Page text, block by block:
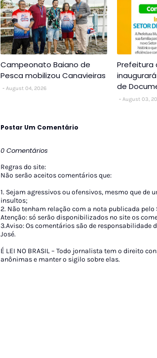
Campeonato Baiano de
Pesca mobilizou Canavieiras
August 04, 2026
Prefeitura
de
August 03,
Postar Um Comentário
0 Comentários
Regras do site:
Não serão aceitos comentários que:
1. Sejam agressivos ou ofensivos, mesmo que
insultos;
2. Não tenham relação com a nota publicada pelo
Atenção: só serão disponibilizados no site os
3.Aviso: Os comentários são de responsabilidade
José.
É LEI NO BRASIL – Todo jornalista tem o direito
anônimas e manter o sigilo sobre elas.